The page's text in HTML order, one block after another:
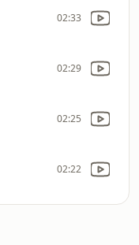
02:33
02:29
02:25
02:22